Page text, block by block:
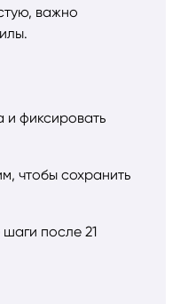
важно
и фиксировать
чтобы сохранить
после 21